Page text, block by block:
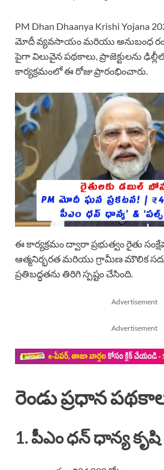
PM Dhan Dhaanya Krishi Yojana
మోదీ వ్యవసాయం మరియు అనుబంధ
పైగా విలువైన పథకాలు, ప్రాజెక్టులను
కార్యక్రమంలో ఈ రోజు ప్రారంభించారు.
ఈ కార్యక్రమం ద్వారా ప్రభుత్వం రైతు
ఆత్మనిర్భరత మరియు గ్రామీణ మౌలిక
ప్రతిబద్ధతను తిరిగి స్పష్టం చేసింది.
Advertisement
Advertisement
రెండు ప్రధాన
1. పీఎం ధన్ ధాన్య